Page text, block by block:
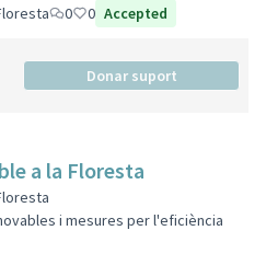
Barri 0 0 Accepted
Donar suport
a la Floresta
Barri
i mesures per l'eficiència